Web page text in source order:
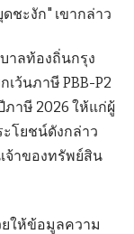
ชะงัก" เขากล่าว
าลท้องถิ่นกรุง
ว้นภาษี PBB-P2
ภาษี 2026 ให้แก่ผู้
โยชน์ดังกล่าว
จ้าของทรัพย์สิน
ให้ข้อมูลความ